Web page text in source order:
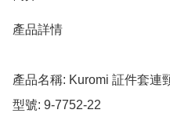
產品詳情
產品名稱: Kuromi 証件套連
型號: 9-7752-22